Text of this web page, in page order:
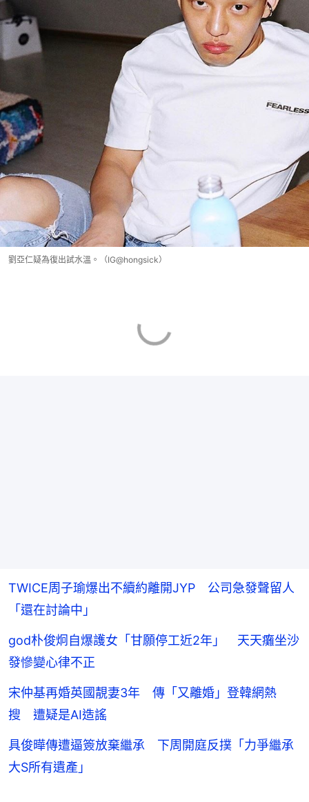
劉亞仁疑為復出試水溫。（IG@hongsick）
TWICE周子瑜爆出不續約離開JYP 公司急發聲留人
「還在討論中」
god朴俊炯自爆護女「甘願停工近2年」 天天癱坐沙
發慘變心律不正
宋仲基再婚英國靚妻3年 傳「又離婚」登韓網熱
搜 遭疑是AI造謠
具俊曄傳遭逼簽放棄繼承 下周開庭反撲「力爭繼承
大S所有遺產」